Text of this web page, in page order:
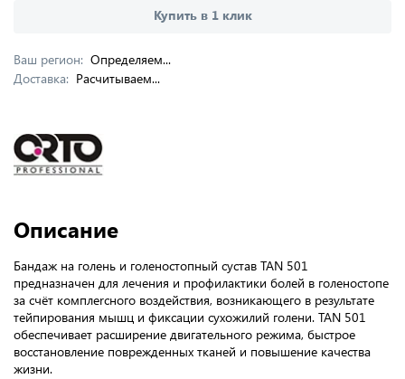
Купить в 1 клик
Ваш регион: Определяем...
Доставка: Расчитываем...
Описание
Бандаж на голень и голеностопный сустав TAN 501
предназначен для лечения и профилактики болей в голеностопе
за счёт комплеrсного воздействия, возникающего в результате
тейпирования мышц и фиксации сухожилий голени. TAN 501
обеспечивает расширение двигательного режима, быстрое
восстановление поврежденных тканей и повышение качества
жизни.